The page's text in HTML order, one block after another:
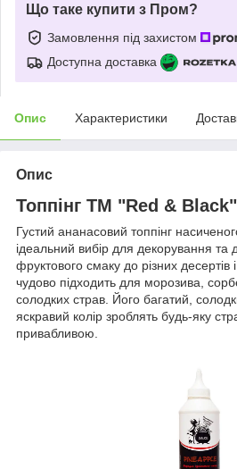
Що таке купити з Пром?
Замовлення під захистом
Доступна доставка
Опис Характеристики
Опис
Топпінг ТМ "Red &
Густий ананасовий топпінг
ідеальний вибір для декорування та
фруктового смаку до різних десертів
чудово підходить для морозива,
солодких страв. Його багатий,
яскравий колір зроблять будь-яку
привабливою.